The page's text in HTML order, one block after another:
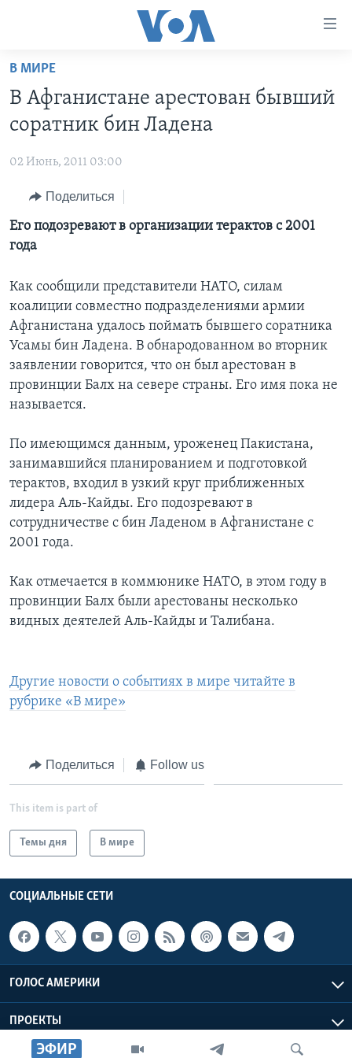
Перейти
основной
контент
Перейти
навигации
Перейти
ГЛАВНОЕ
ПРОГРАММЫ
НОВОСТИ ЗА МИНУТУ
ИТОГИ
ПОЧЕМУ ЭТО ВАЖНО?
ДИСКУССИЯ VOA
ДЕТАЛИ
НЬЮ-ЙОРК NEW YORK
АМЕРИКА. БОЛЬШОЕ ПУТЕШЕСТВИЕ
ПРОЕКТЫ
УЧИМ АНГЛИЙСКИЙ
НАША АМЕРИКАНСКАЯ ИСТОРИЯ
А КАК В АМЕРИКЕ?
АРТЕФАКТЫ
АМЕРИКАНСКИЕ ГОРОДКИ
ТЕСТЫ
ЭКСПЕРТИЗА
ИНТЕРВЬЮ
ФАКТЫ ПРОТИВ ФЕЙКОВ
ЗА СВОБОДУ ПРЕССЫ
УЧИМ АНГЛИЙСКИЙ
ВИДЕО
ПОДПИСКА НА НОВОСТИ
Learning English
Языки
ЭФИР
В МИРЕ
В Афганистане арестован бывший
соратник бин Ладена
02 Июнь, 2011 03:00
Поделиться
Его подозревают в организации терактов с 2001
года
Как сообщили представители НАТО, силам
коалиции совместно подразделениями армии
Афганистана удалось поймать бывшего соратника
Усамы бин Ладена. В обнародованном во вторник
заявлении говорится, что он был арестован в
провинции Балх на севере страны. Его имя пока не
называется.
По имеющимся данным, уроженец Пакистана,
занимавшийся планированием и подготовкой
терактов, входил в узкий круг приближенных
лидера Аль-Кайды. Его подозревают в
сотрудничестве с бин Ладеном в Афганистане с
2001 года.
Как отмечается в коммюнике НАТО, в этом году в
провинции Балх были арестованы несколько
видных деятелей Аль-Кайды и Талибана.
Другие новости о событиях в мире читайте в
рубрике «В мире»
Поделиться Follow us
This item is part of
Темы дня В мире
СОЦИАЛЬНЫЕ СЕТИ
ГОЛОС АМЕРИКИ
ПРОЕКТЫ